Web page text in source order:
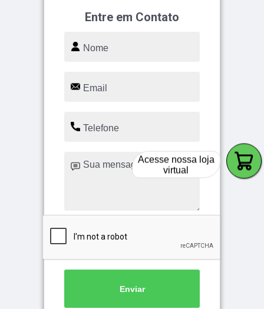
Entre em Contato
Enviar
Acesse nossa loja
virtual